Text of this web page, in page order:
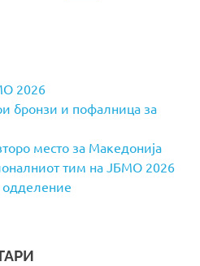
2026
бронзи и пофалница за
место за Македонија
тим на ЈБМО 2026
одделение